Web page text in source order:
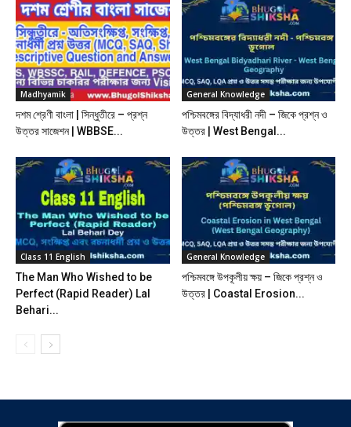
Madhyamik
দশম শ্রেণী বাংলা | সিন্ধুতীরে – প্রশ্ন
উত্তর সাজেশন | WBBSE...
General Knowledge
পশ্চিমবঙ্গের বিদ্যাধরী নদী – জিকে প্রশ্ন ও
উত্তর | West Bengal...
Class 11 English
The Man Who Wished to be
Perfect (Rapid Reader) Lal
Behari...
General Knowledge
পশ্চিমবঙ্গে উপকূলীয় ক্ষয় – জিকে প্রশ্ন ও
উত্তর | Coastal Erosion...